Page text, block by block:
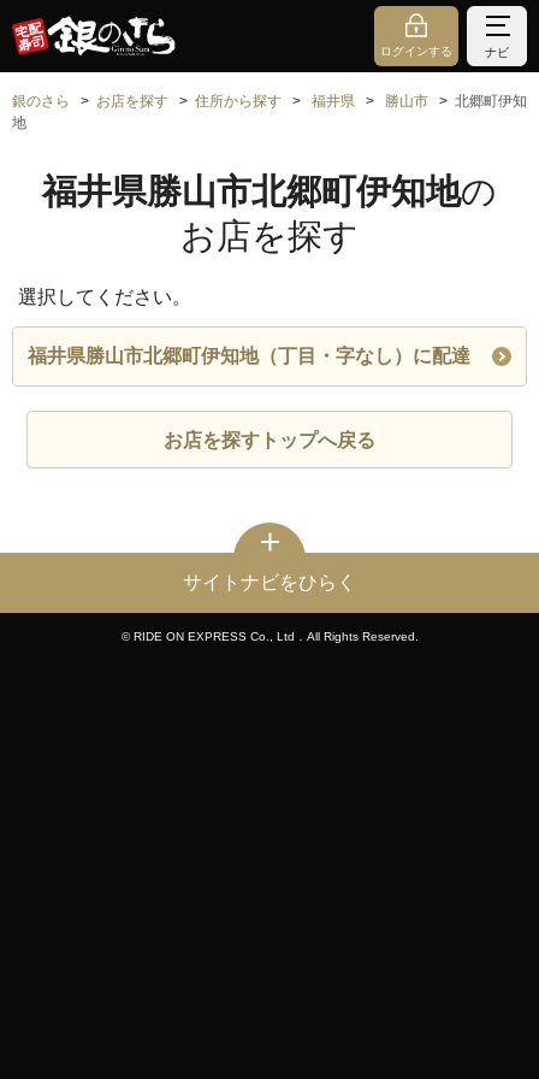
ログインする ナビ
銀のさら お店を探す 住所から探す 福井県 勝山市
北郷町伊知
地
福井県勝山市北郷町伊知地の
お店を探す
選択してください。
福井県勝山市北郷町伊知地（丁目・字なし）に配達
お店を探すトップへ戻る
サイトナビをひらく
© RIDE ON EXPRESS Co., Ltd．All Rights Reserved.